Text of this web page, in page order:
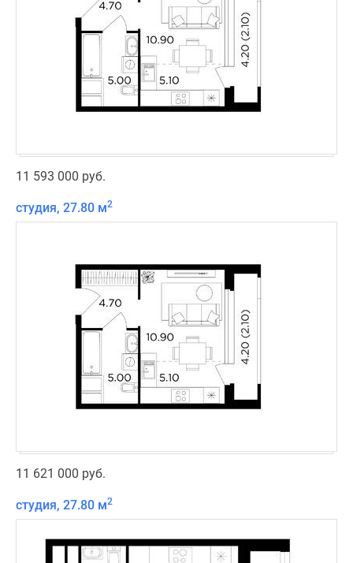
11 593 000 руб.
студия, 27.80 м2
11 621 000 руб.
студия, 27.80 м2